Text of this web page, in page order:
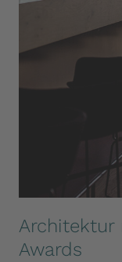
Architektur
Awards